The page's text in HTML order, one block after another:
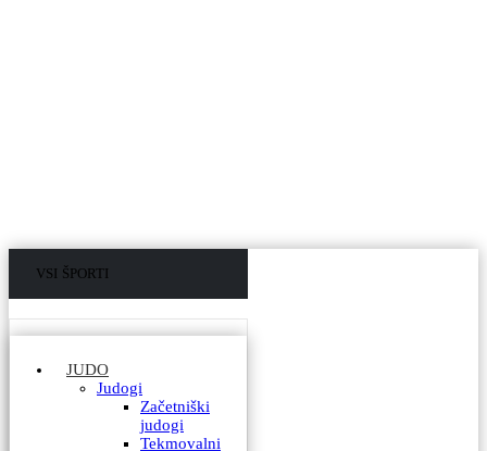
VSI ŠPORTI
JUDO
Judogi
Začetniški
judogi
Tekmovalni